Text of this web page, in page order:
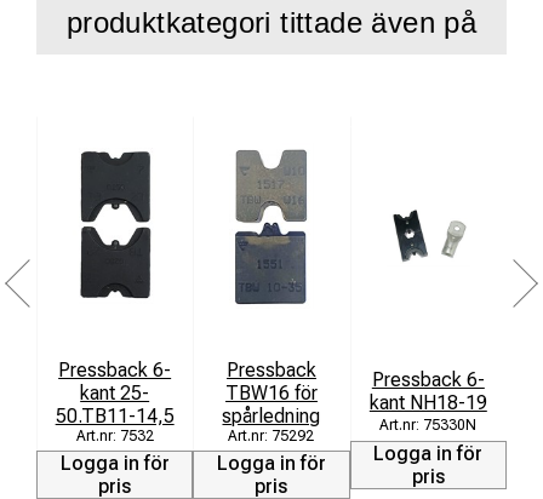
produktkategori tittade även på
Pressback 6-
kant 25-
50.TB11-14,5
7532
Logga in för
pris
Pressback
TBW16 för
spårledning
75292
Logga in för
pris
Pressback 6-
kant NH18-19
75330N
Logga in för
pris